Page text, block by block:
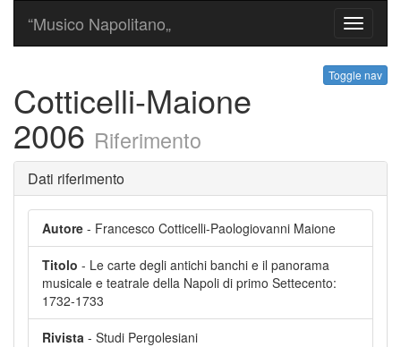
Toggle
“Musico Napolitano„
Toggle nav
Cotticelli-Maione
2006 Riferimento
Dati riferimento
Autore - Francesco Cotticelli-Paologiovanni Maione
Titolo - Le carte degli antichi banchi e il panorama
musicale e teatrale della Napoli di primo Settecento:
1732-1733
Rivista - Studi Pergolesiani